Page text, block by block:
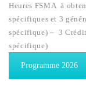
Heures FSMA à
spécifiques et 3
spécifique) – 3
spécifique)
Programme 2026